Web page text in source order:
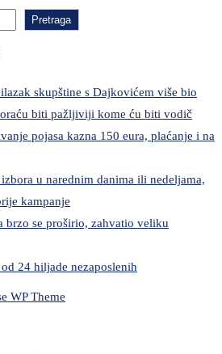
Pretraga
skupštine s Dajkovićem više bio
biti pažljiviji kome ću biti vodič
pojasa kazna 150 eura, plaćanje i na
u narednim danima ili nedeljama,
kampanje
brzo se proširio, zahvatio veliku
24 hiljade nezaposlenih